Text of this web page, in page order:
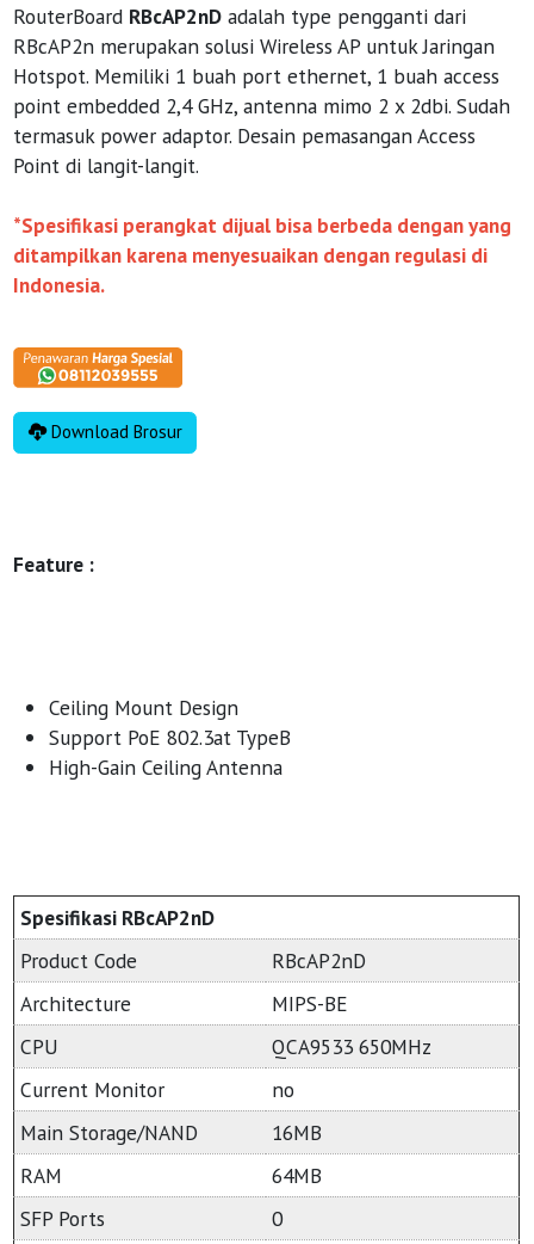
RouterBoard RBcAP2nD adalah type pengganti dari
RBcAP2n merupakan solusi Wireless AP untuk Jaringan
Hotspot. Memiliki 1 buah port ethernet, 1 buah access
point embedded 2,4 GHz, antenna mimo 2 x 2dbi. Sudah
termasuk power adaptor. Desain pemasangan Access
Point di langit-langit.
*Spesifikasi perangkat dijual bisa berbeda dengan yang
ditampilkan karena menyesuaikan dengan regulasi di
Indonesia.
Download Brosur
Feature :
Ceiling Mount Design
Support PoE 802.3at TypeB
High-Gain Ceiling Antenna
Spesifikasi RBcAP2nD
Product Code
RBcAP2nD
Architecture
MIPS-BE
CPU
QCA9533 650MHz
Current Monitor
no
Main Storage/NAND
16MB
RAM
64MB
SFP Ports
0